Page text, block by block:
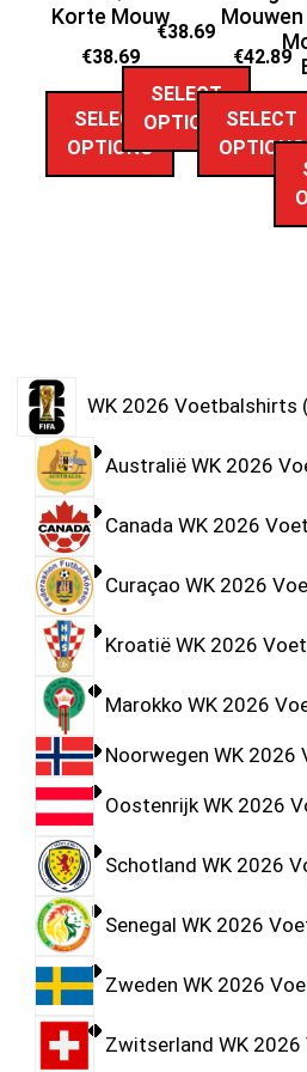
Korte Mouw
€38.69
SELECT
OPTIONS
€38.69
SELECT
OPTIONS
Mouwen
€42.89
SELECT
OPTIONS
WK 2026 Voetbalshirts
Australië WK 2026
Canada WK 2026
Curaçao WK 2026
Kroatië WK 2026
Marokko WK 2026
Noorwegen WK 2026
Oostenrijk WK 2026
Schotland WK 2026
Senegal WK 2026
Zweden WK 2026
Zwitserland WK